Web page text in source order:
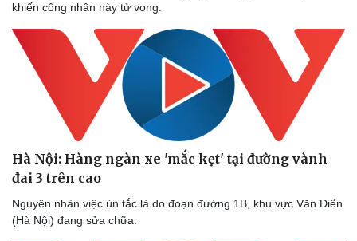
khiến công nhân này tử vong.
Hà Nội: Hàng ngàn xe 'mắc kẹt' tại đường vành
đai 3 trên cao
Nguyên nhân việc ùn tắc là do đoạn đường 1B, khu vực Văn Điển
(Hà Nội) đang sửa chữa.